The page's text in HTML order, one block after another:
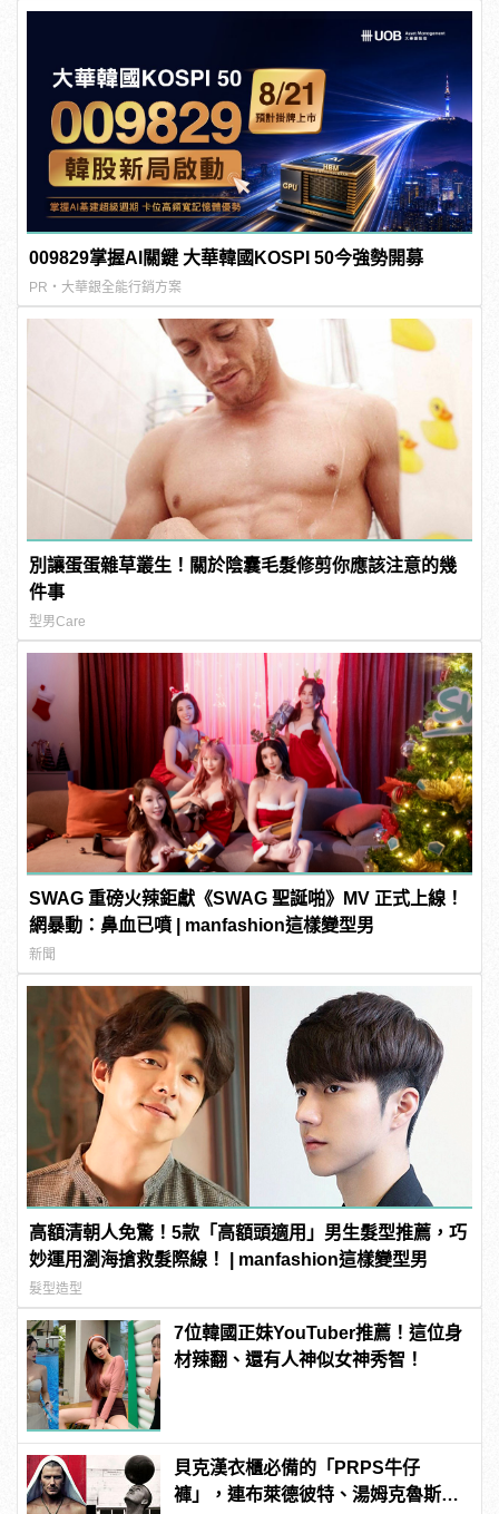
009829掌握AI關鍵 大華韓國KOSPI 50今強勢開募
PR・大華銀全能行銷方案
別讓蛋蛋雜草叢生！關於陰囊毛髮修剪你應該注意的幾
件事
型男Care
SWAG 重磅火辣鉅獻《SWAG 聖誕啪》MV 正式上線！
網暴動：鼻血已噴 | manfashion這樣變型男
新聞
高額清朝人免驚！5款「高額頭適用」男生髮型推薦，巧
妙運用瀏海搶救髮際線！ | manfashion這樣變型男
髮型造型
7位韓國正妹YouTuber推薦！這位身
材辣翻、還有人神似女神秀智！
貝克漢衣櫃必備的「PRPS牛仔
褲」，連布萊德彼特、湯姆克魯斯等